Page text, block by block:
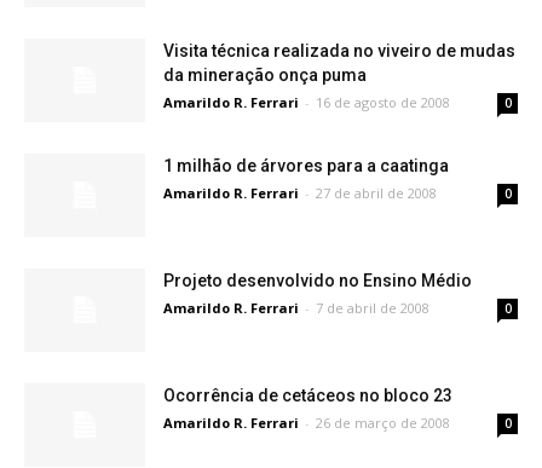
Visita técnica realizada no viveiro de mudas
da mineração onça puma
Amarildo R. Ferrari - 16 de agosto de 2008 0
1 milhão de árvores para a caatinga
Amarildo R. Ferrari - 27 de abril de 2008 0
Projeto desenvolvido no Ensino Médio
Amarildo R. Ferrari - 7 de abril de 2008 0
Ocorrência de cetáceos no bloco 23
Amarildo R. Ferrari - 26 de março de 2008 0